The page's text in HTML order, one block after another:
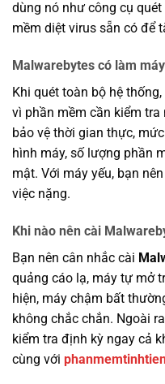
dùng nó như công cụ
mềm diệt virus sẵn có để
Malwarebytes có làm
Khi quét toàn bộ hệ
vì phần mềm cần kiểm
bảo vệ thời gian thực,
hình máy, số lượng phần
mật. Với máy yếu, bạn
việc nặng.
Khi nào nên cài
Bạn nên cân nhắc cài
quảng cáo lạ, máy tự mở
hiện, máy chậm bất
không chắc chắn. Ngoài
kiểm tra định kỳ ngay cả
cùng với